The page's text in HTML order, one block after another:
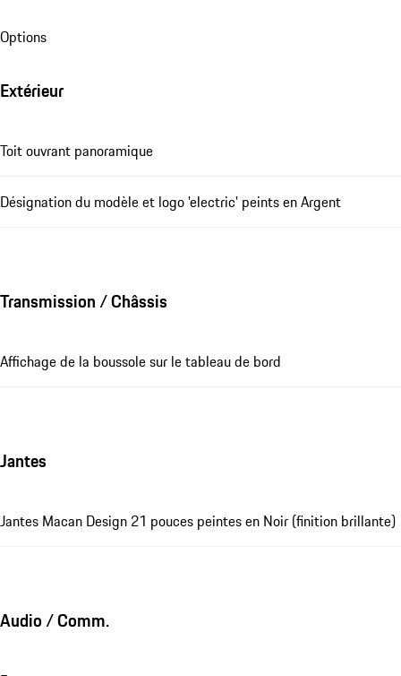
Options
Extérieur
Toit ouvrant panoramique
Désignation du modèle et logo 'electric' peints en Argent
Transmission / Châssis
Affichage de la boussole sur le tableau de bord
Jantes
Jantes Macan Design 21 pouces peintes en Noir (finition brillante)
Audio / Comm.